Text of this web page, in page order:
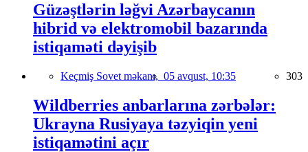
Güzəştlərin ləğvi Azərbaycanın
hibrid və elektromobil bazarında
istiqaməti dəyişib
Keçmiş Sovet məkanı, 05 avqust, 10:35 303
Wildberries anbarlarına zərbələr:
Ukrayna Rusiyaya təzyiqin yeni
istiqamətini açır